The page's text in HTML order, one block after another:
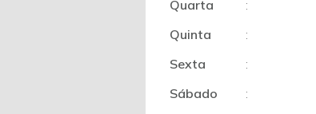
Quarta
:
Quinta
:
Sexta
:
Sábado
: